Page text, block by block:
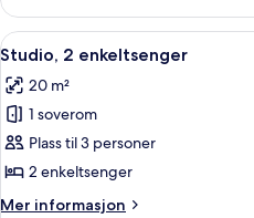
–
executive
Åpne
alle
bildene
av
Studio,
2
enkeltsenger
5
Studio, 2 enkeltsenger
20 m²
1 soverom
Plass til 3 personer
2 enkeltsenger
Mer informasjon
Mer